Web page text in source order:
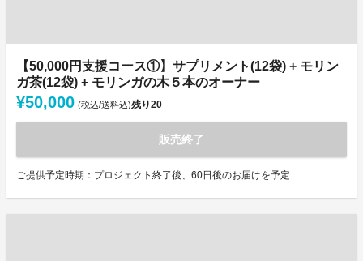
【50,000円支援コース①】サプリメント(12袋) + モリン
ガ茶(12袋) + モリンガの木５本のオーナー
¥50,000 (税込/送料込)残り20
販売終了
ご提供予定時期：プロジェクト終了後、60日後のお届けを予定